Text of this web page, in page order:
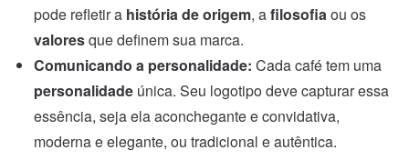
pode refletir a história de origem, afilosofiaou os
valoresque definem sua marca.
Comunicando a personalidade: Cada café tem uma
personalidade única. Seu logotipo deve capturar essa
essência, seja ela aconchegante e convidativa,
moderna e elegante, ou tradicional e autêntica.